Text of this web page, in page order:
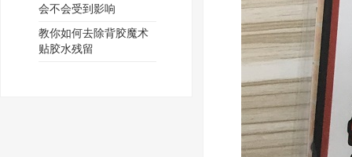
会不会受到影响
教你如何去除背胶魔术
贴胶水残留